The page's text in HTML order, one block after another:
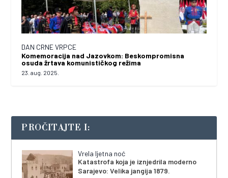
DAN CRNE VRPCE
Komemoracija nad Jazovkom: Beskompromisna
osuda žrtava komunističkog režima
23. aug. 2025.
PROČITAJTE I:
Vrela ljetna noć
Katastrofa koja je iznjedrila moderno
Sarajevo: Velika jangija 1879.